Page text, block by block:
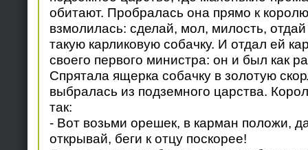
обитают. Пробралась она прямо к
взмолилась: сделай, мол, милость,
такую карликовую собачку. И отдал ей
своего первого министра: он и был как
Спрятала ящерка собачку в золотую
выбралась из подземного царства.
так:
- Вот возьми орешек, в карман положи,
открывай, беги к отцу поскорее!